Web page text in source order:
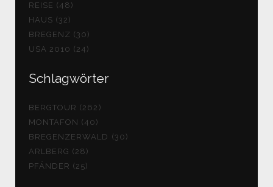
REISE (48)
HAUS (32)
BREGENZ (30)
USA 2010 (24)
Schlagwörter
BERGTOUR (262)
MONTAFON (40)
BREGENZERWALD (30)
ARLBERG (28)
PFÄNDER (25)